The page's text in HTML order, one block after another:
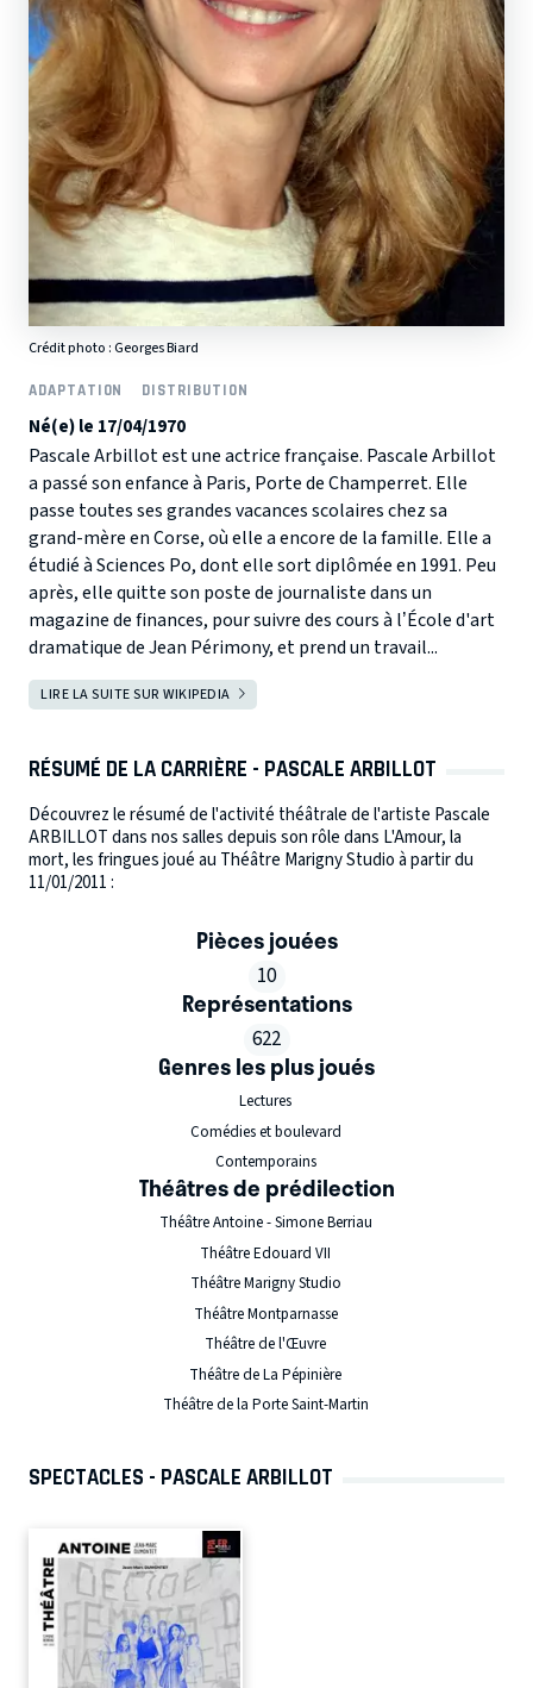
Crédit photo :Georges Biard
ADAPTATION DISTRIBUTION
Né(e) le 17/04/1970
Pascale Arbillot est une actrice française. Pascale Arbillot
a passé son enfance à Paris, Porte de Champerret. Elle
passe toutes ses grandes vacances scolaires chez sa
grand-mère en Corse, où elle a encore de la famille. Elle a
étudié à Sciences Po, dont elle sort diplômée en 1991. Peu
après, elle quitte son poste de journaliste dans un
magazine de finances, pour suivre des cours à l’École d'art
dramatique de Jean Périmony, et prend un travail...
LIRE LA SUITE SUR WIKIPEDIA
RÉSUMÉ DE LA CARRIÈRE - PASCALE ARBILLOT
Découvrez le résumé de l'activité théâtrale de l'artiste Pascale
ARBILLOT dans nos salles depuis son rôle dans L'Amour, la
mort, les fringues joué au Théâtre Marigny Studio à partir du
11/01/2011 :
Pièces jouées
10
Représentations
622
Genres les plus joués
Lectures
Comédies et boulevard
Contemporains
Théâtres de prédilection
Théâtre Antoine - Simone Berriau
Théâtre Edouard VII
Théâtre Marigny Studio
Théâtre Montparnasse
Théâtre de l'Œuvre
Théâtre de La Pépinière
Théâtre de la Porte Saint-Martin
SPECTACLES - PASCALE ARBILLOT